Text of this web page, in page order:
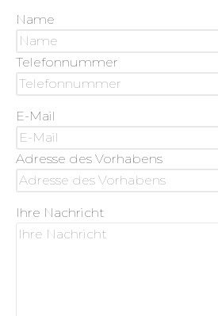
Name
Telefonnummer
E-Mail
Adresse des Vorhabens
Ihre Nachricht